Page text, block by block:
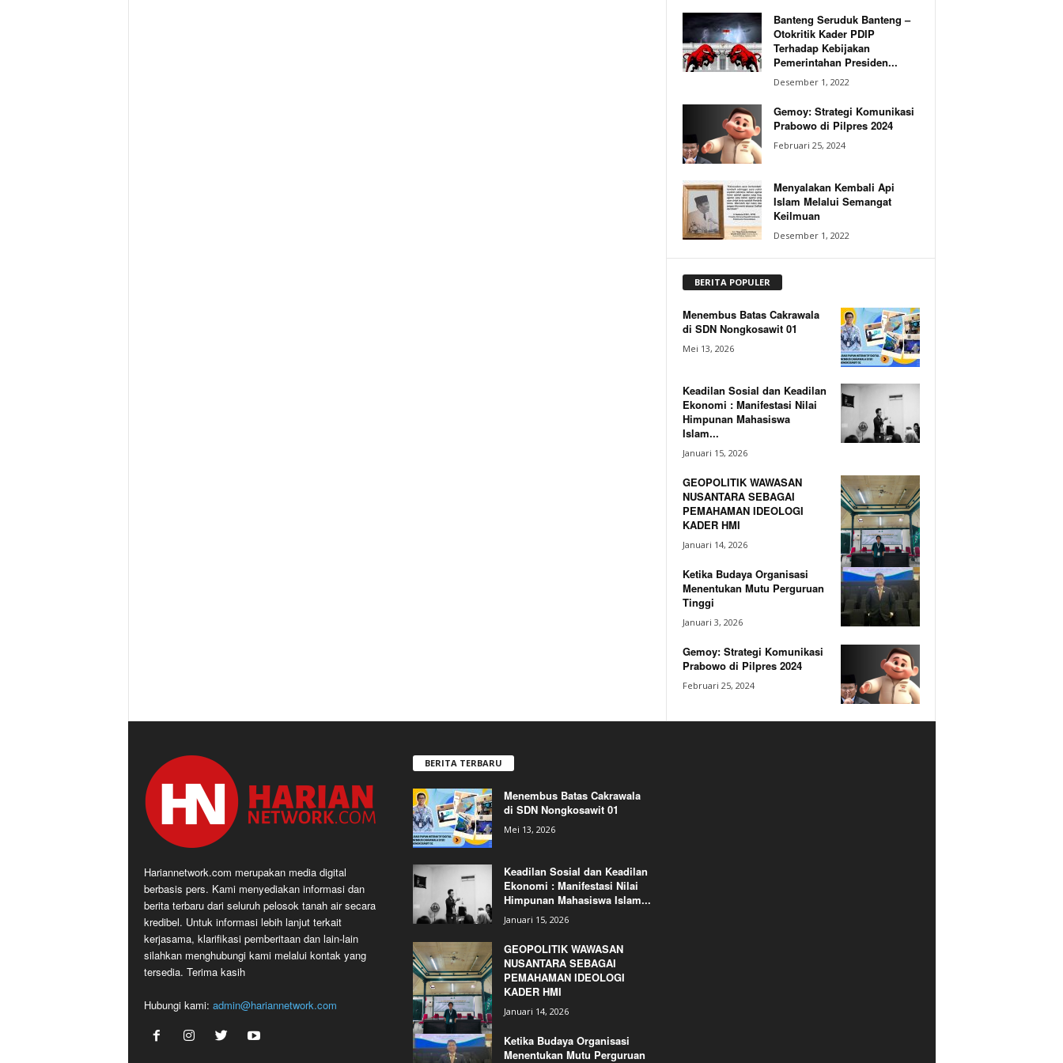
Banteng Seruduk Banteng –
Otokritik Kader PDIP
Terhadap Kebijakan
Pemerintahan Presiden...
Desember 1, 2022
Gemoy: Strategi Komunikasi
Prabowo di Pilpres 2024
Februari 25, 2024
Menyalakan Kembali Api
Islam Melalui Semangat
Keilmuan
Desember 1, 2022
BERITA POPULER
Menembus Batas Cakrawala
di SDN Nongkosawit 01
Mei 13, 2026
Keadilan Sosial dan Keadilan
Ekonomi : Manifestasi Nilai
Himpunan Mahasiswa
Islam...
Januari 15, 2026
GEOPOLITIK WAWASAN
NUSANTARA SEBAGAI
PEMAHAMAN IDEOLOGI
KADER HMI
Januari 14, 2026
Ketika Budaya Organisasi
Menentukan Mutu Perguruan
Tinggi
Januari 3, 2026
Gemoy: Strategi Komunikasi
Prabowo di Pilpres 2024
Februari 25, 2024
Hariannetwork.com merupakan media digital
berbasis pers. Kami menyediakan informasi dan
berita terbaru dari seluruh pelosok tanah air secara
kredibel. Untuk informasi lebih lanjut terkait
kerjasama, klarifikasi pemberitaan dan lain-lain
silahkan menghubungi kami melalui kontak yang
tersedia. Terima kasih
Hubungi kami: admin@hariannetwork.com
BERITA TERBARU
Menembus Batas Cakrawala
di SDN Nongkosawit 01
Mei 13, 2026
Keadilan Sosial dan Keadilan
Ekonomi : Manifestasi Nilai
Himpunan Mahasiswa Islam...
Januari 15, 2026
GEOPOLITIK WAWASAN
NUSANTARA SEBAGAI
PEMAHAMAN IDEOLOGI
KADER HMI
Januari 14, 2026
Ketika Budaya Organisasi
Menentukan Mutu Perguruan